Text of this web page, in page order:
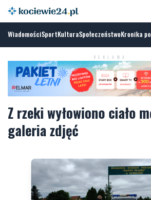
WiadomościSportKulturaSpołeczeństwoKronika
REKLAMA
Z rzeki wyłowiono ciało
galeria zdjęć